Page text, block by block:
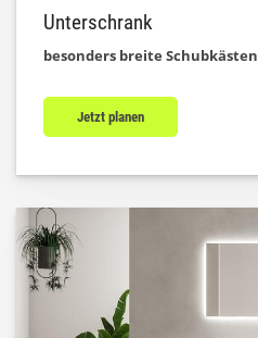
Unterschrank
besonders breite Schubkästen
Jetzt planen